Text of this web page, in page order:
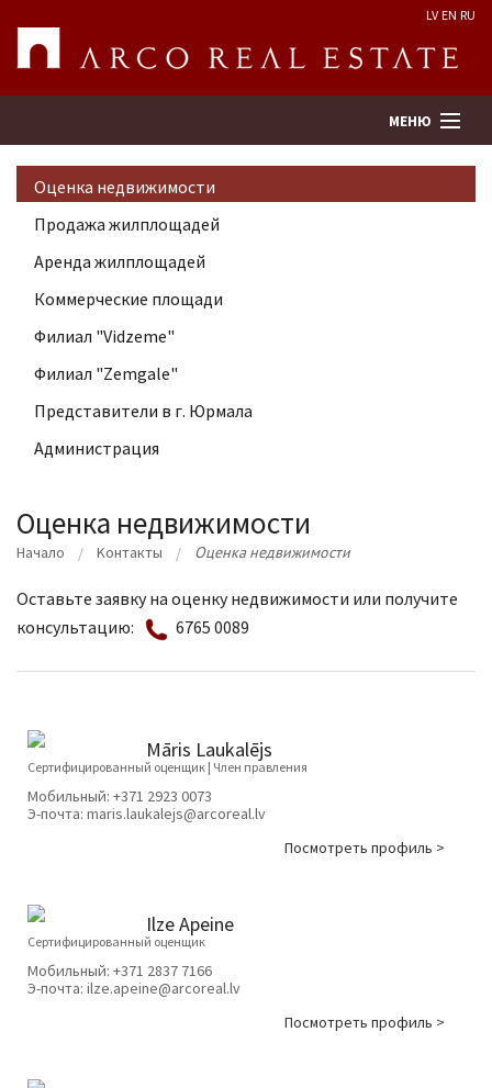
LV EN RU
МЕНЮ
Поиск
Оценка недвижимости
Предприятие
Kонтакты
Оценка недвижимости
Продажа жилплощадей
Аренда жилплощадей
Коммерческие площади
Филиал "Vidzeme"
Филиал "Zemgale"
Представители в г. Юрмала
Администрация
Оценка недвижимости
Начало Kонтакты Оценка недвижимости
Оставьте заявку на оценку недвижимости или получите
консультацию:
6765 0089
Māris Laukalējs
Сертифицированный оценщик | Член правления
Мобильный: +371 2923 0073
Э-почта: maris.laukalejs@arcoreal.lv
Посмотреть профиль >
Ilze Apeine
Сертифицированный оценщик
Мобильный: +371 2837 7166
Э-почта: ilze.apeine@arcoreal.lv
Посмотреть профиль >